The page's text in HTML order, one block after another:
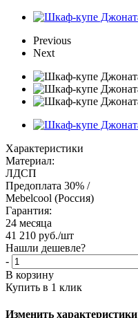
Previous
Next
Характеристики
Материал:
ЛДСП
Предоплата 30% /
Mebelcool (Россия)
Гарантия:
24 месяца
41 210 руб./шт
Нашли дешевле?
-
В корзину
Купить в 1 клик
Изменить характеристики